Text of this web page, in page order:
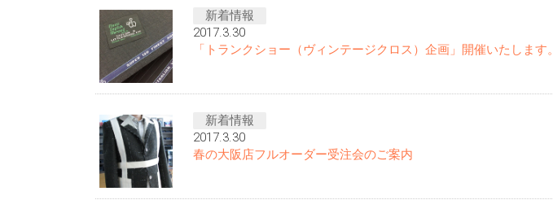
新着情報
2017.3.30
「トランクショー（ヴィンテージクロス）企画」開催いたします。
新着情報
2017.3.30
春の大阪店フルオーダー受注会のご案内